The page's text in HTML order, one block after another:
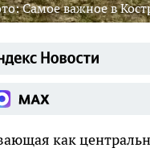
Самое важное в
как